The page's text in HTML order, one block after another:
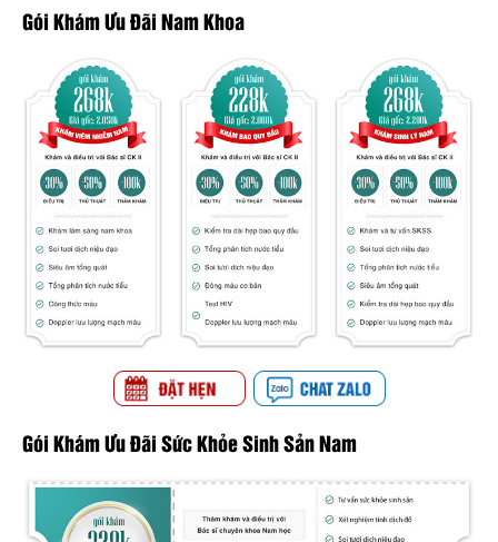
Gói Khám Ưu Đãi Nam Khoa
Gói Khám Ưu Đãi Sức Khỏe Sinh Sản Nam